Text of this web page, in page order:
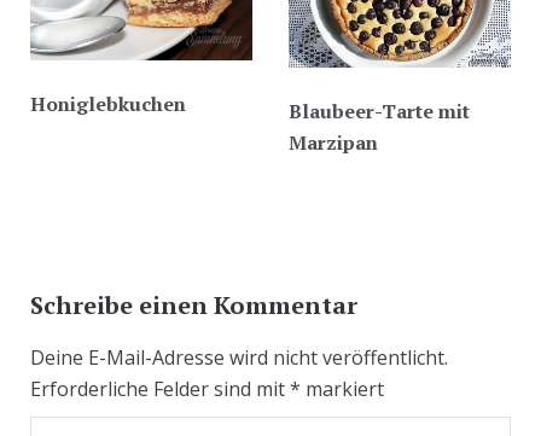
Honiglebkuchen
Blaubeer-Tarte mit
Marzipan
Schreibe einen Kommentar
Deine E-Mail-Adresse wird nicht veröffentlicht.
Erforderliche Felder sind mit* markiert